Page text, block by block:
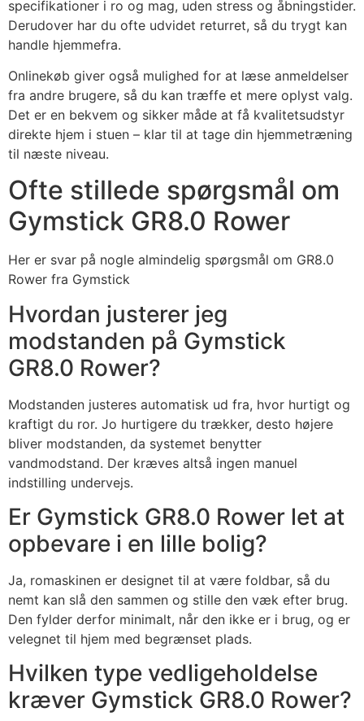
specifikationer i ro og mag, uden stress og åbningstider.
Derudover har du ofte udvidet returret, så du trygt kan
handle hjemmefra.
Onlinekøb giver også mulighed for at læse anmeldelser
fra andre brugere, så du kan træffe et mere oplyst valg.
Det er en bekvem og sikker måde at få kvalitetsudstyr
direkte hjem i stuen – klar til at tage din hjemmetræning
til næste niveau.
Ofte stillede spørgsmål om
Gymstick GR8.0 Rower
Her er svar på nogle almindelig spørgsmål om GR8.0
Rower fra Gymstick
Hvordan justerer jeg
modstanden på Gymstick
GR8.0 Rower?
Modstanden justeres automatisk ud fra, hvor hurtigt og
kraftigt du ror. Jo hurtigere du trækker, desto højere
bliver modstanden, da systemet benytter
vandmodstand. Der kræves altså ingen manuel
indstilling undervejs.
Er Gymstick GR8.0 Rower let at
opbevare i en lille bolig?
Ja, romaskinen er designet til at være foldbar, så du
nemt kan slå den sammen og stille den væk efter brug.
Den fylder derfor minimalt, når den ikke er i brug, og er
velegnet til hjem med begrænset plads.
Hvilken type vedligeholdelse
kræver Gymstick GR8.0 Rower?